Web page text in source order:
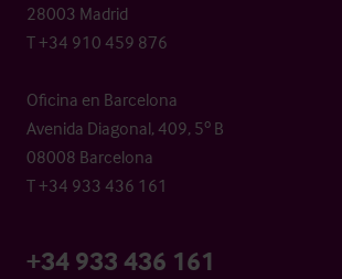
28003 Madrid
T +34 910 459 876
Oficina en Barcelona
Avenida Diagonal, 409, 5º B
08008 Barcelona
T +34 933 436 161
+34 933 436 161